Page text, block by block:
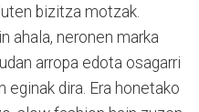
bizitza motzak.
ahala, neronen marka
arropa edota osagarri
dira. Era honetako